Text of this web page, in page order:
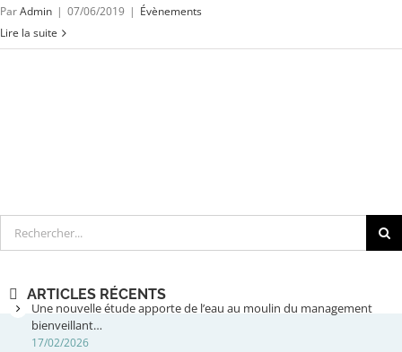
ParAdmin | 07/06/2019 | Évènements
Lire la suite
Rechercher
ARTICLES RÉCENTS
Une nouvelle étude apporte de l’eau au moulin du management
bienveillant…
17/02/2026